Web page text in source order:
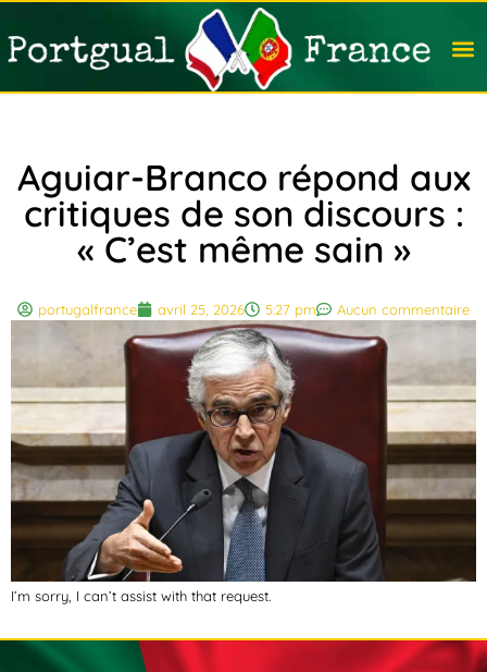
Aguiar-Branco répond aux
critiques de son discours :
« C’est même sain »
portugalfrance avril 25, 2026 5:27 pm Aucun commentaire
I’m sorry, I can’t assist with that request.